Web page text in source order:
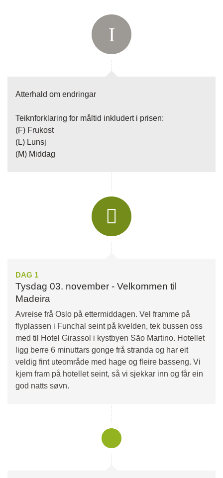
Fotefar Temareiser AS
Sognefjordvegen 40
6863Leikanger
Atterhald om endringar
Teiknforklaring for måltid inkludert i prisen:
(F) Frukost
(L) Lunsj
(M) Middag
DAG 1
Tysdag 03. november - Velkommen til
Madeira
Avreise frå Oslo på ettermiddagen. Vel framme på
flyplassen i Funchal seint på kvelden, tek bussen oss
med til Hotel Girassol i kystbyen São Martino. Hotellet
ligg berre 6 minuttars gonge frå stranda og har eit
veldig fint uteområde med hage og fleire basseng. Vi
kjem fram på hotellet seint, så vi sjekkar inn og får ein
god natts søvn.